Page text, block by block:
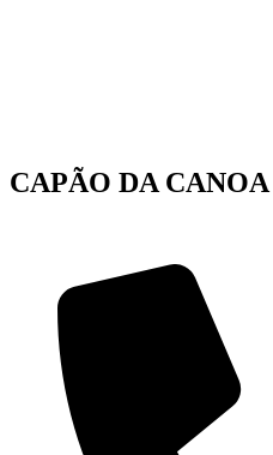
CAPÃO DA CANOA